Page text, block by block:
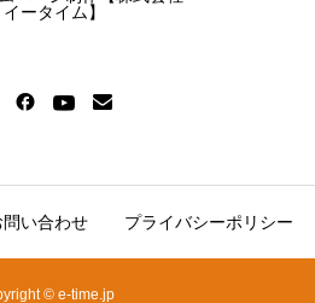
問い合わせ プライバシーポリシー
© e-time.jp